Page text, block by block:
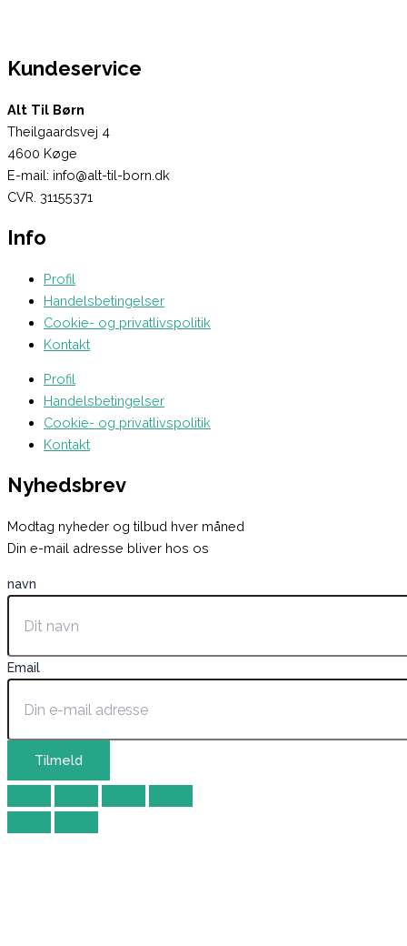
Kundeservice
Alt Til Børn
Theilgaardsvej 4
4600 Køge
E-mail: info@alt-til-born.dk
CVR. 31155371
Info
Profil
Handelsbetingelser
Cookie- og privatlivspolitik
Kontakt
Profil
Handelsbetingelser
Cookie- og privatlivspolitik
Kontakt
Nyhedsbrev
Modtag nyheder og tilbud hver måned
Din e-mail adresse bliver hos os
navn
Email
Tilmeld